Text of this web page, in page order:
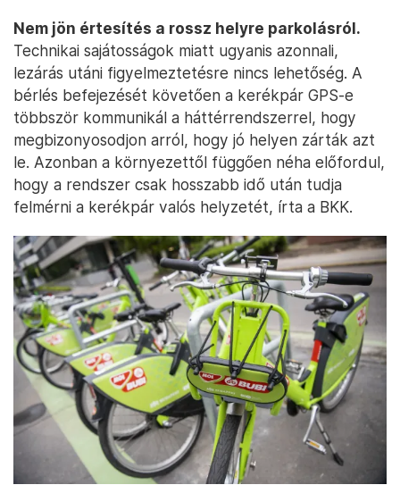
Nem jön értesítés a rossz helyre parkolásról.
Technikai sajátosságok miatt ugyanis azonnali,
lezárás utáni figyelmeztetésre nincs lehetőség. A
bérlés befejezését követően a kerékpár GPS-e
többször kommunikál a háttérrendszerrel, hogy
megbizonyosodjon arról, hogy jó helyen zárták azt
le. Azonban a környezettől függően néha előfordul,
hogy a rendszer csak hosszabb idő után tudja
felmérni a kerékpár valós helyzetét, írta a BKK.